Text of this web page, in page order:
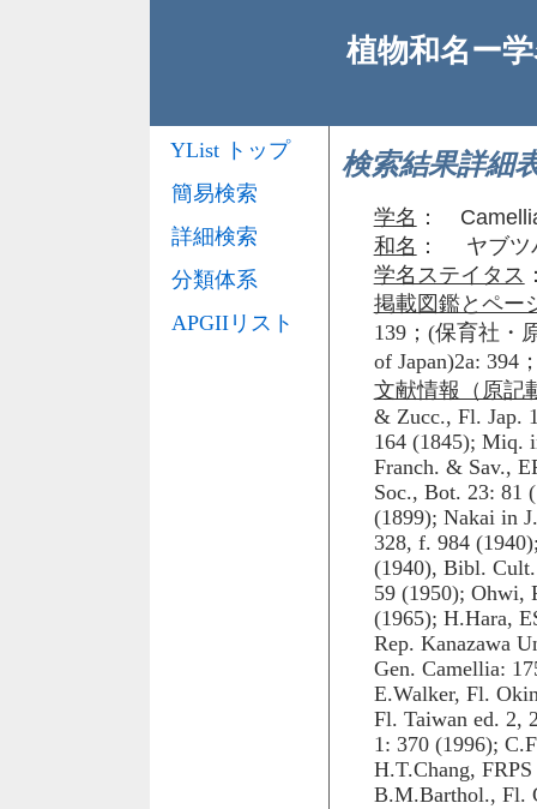
植物和名ー
検索結果詳細
学名 ：
和名 ： ヤブツ
学名ステイタス
掲載図鑑とペー
139；(保育社・
of Japan)2a: 394
文献情報（原記
& Zucc., Fl. Jap.
164 (1845); Miq.
Franch. & Sav.,
Soc., Bot. 23: 81
(1899); Nakai in
328, f. 984
(1940), Bibl.
59 (1950); Ohwi,
(1965); H.Hara,
Rep. Kanazawa
Gen. Camellia:
E.Walker, Fl.
Fl. Taiwan ed. 2,
1: 370 (1996);
H.T.Chang,
B.M.Barthol., Fl.
YList トップ
簡易検索
詳細検索
分類体系
APGIIリスト